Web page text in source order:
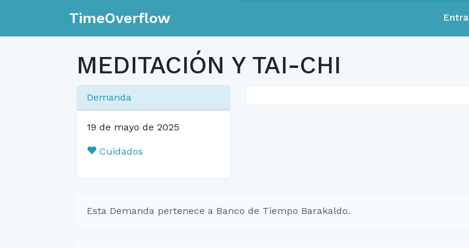
TimeOverflow Entra
MEDITACIÓN Y TAI-CHI
Demanda
19 de mayo de 2025
Cuidados
Esta Demanda pertenece a Banco de Tiempo Barakaldo.